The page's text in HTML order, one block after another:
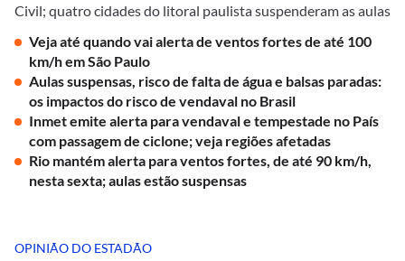
Civil; quatro cidades do litoral paulista suspenderam as aulas
Veja até quando vai alerta de ventos fortes de até 100
km/h em São Paulo
Aulas suspensas, risco de falta de água e balsas paradas:
os impactos do risco de vendaval no Brasil
Inmet emite alerta para vendaval e tempestade no País
com passagem de ciclone; veja regiões afetadas
Rio mantém alerta para ventos fortes, de até 90 km/h,
nesta sexta; aulas estão suspensas
OPINIÃO DO ESTADÃO